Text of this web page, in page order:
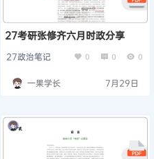
27考研张修齐六月时政分享
27政治笔记 0 0 0
一果学长 7月29日